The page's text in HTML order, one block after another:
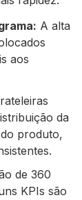
A alta
aos
da
produto,
de 360
KPIs são